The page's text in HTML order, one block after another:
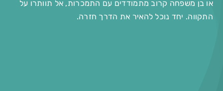
או בן משפחה קרוב מתמודדים עם התמכרות, אל תוותרו על
התקווה. יחד נוכל להאיר את הדרך חזרה.